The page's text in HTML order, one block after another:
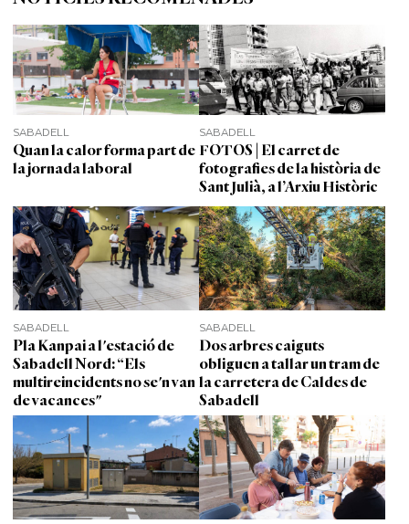
SABADELL
Quan la calor forma part de
la jornada laboral
SABADELL
FOTOS | El carret de
fotografies de la història de
Sant Julià, a l’Arxiu Històric
SABADELL
Pla Kanpai a l'estació de
Sabadell Nord: “Els
multireincidents no se'n van
de vacances"
SABADELL
Dos arbres caiguts
obliguen a tallar un tram de
la carretera de Caldes de
Sabadell